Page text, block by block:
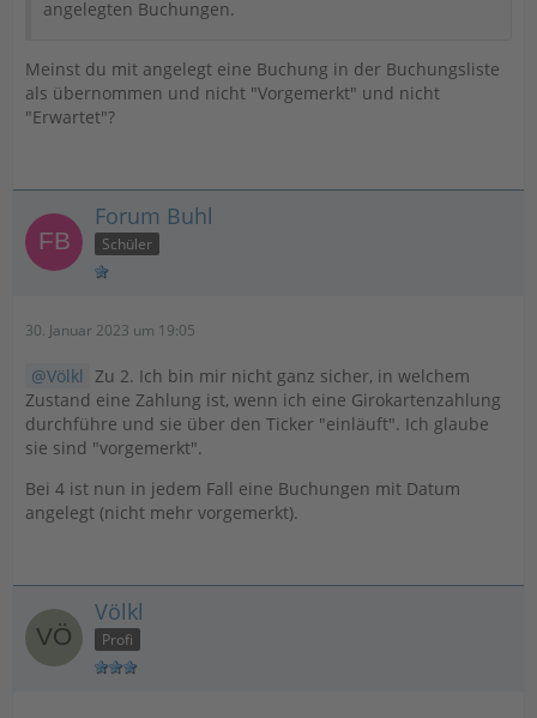
angelegten Buchungen.
Meinst du mit angelegt eine Buchung in der Buchungsliste
als übernommen und nicht "Vorgemerkt" und nicht
"Erwartet"?
Forum Buhl
Schüler
30. Januar 2023 um 19:05
Völkl
Zu 2. Ich bin mir nicht ganz sicher, in welchem
Zustand eine Zahlung ist, wenn ich eine Girokartenzahlung
durchführe und sie über den Ticker "einläuft". Ich glaube
sie sind "vorgemerkt".
Bei 4 ist nun in jedem Fall eine Buchungen mit Datum
angelegt (nicht mehr vorgemerkt).
Völkl
Profi